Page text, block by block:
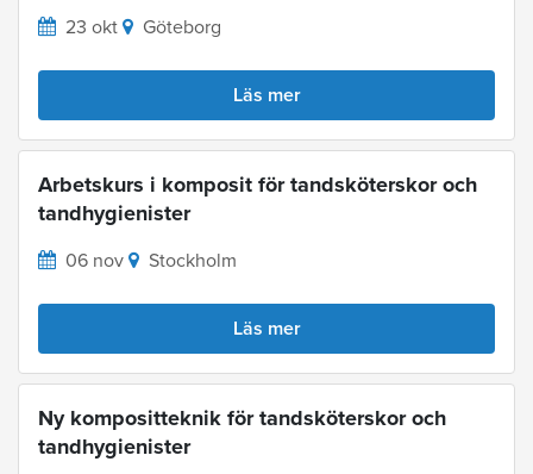
23 okt Göteborg
Läs mer
Arbetskurs i komposit för tandsköterskor och
tandhygienister
06 nov Stockholm
Läs mer
Ny kompositteknik för tandsköterskor och
tandhygienister